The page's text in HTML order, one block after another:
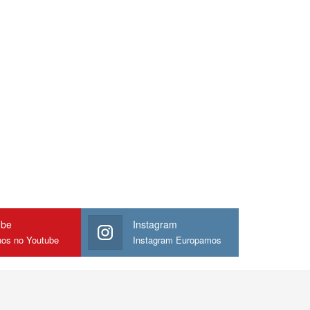
no Youtube
Instagram
Instagram Europamos